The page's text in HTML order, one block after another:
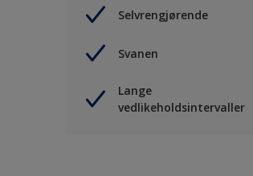
Selvrengjørende
Svanen
Lange
vedlikeholdsintervaller